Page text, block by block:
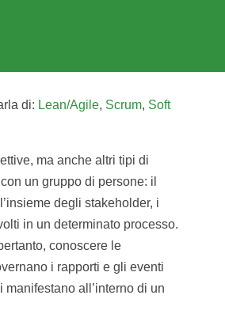
di: Lean/Agile, Scrum, Soft
ma anche altri tipi di
un gruppo di persone: il
degli stakeholder, i
in un determinato processo.
conoscere le
i rapporti e gli eventi
manifestano all’interno di un